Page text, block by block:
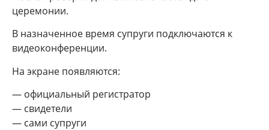
церемонии.
В назначенное время супруги подключаются к
видеоконференции.
На экране появляются:
— официальный регистратор
— свидетели
— сами супруги